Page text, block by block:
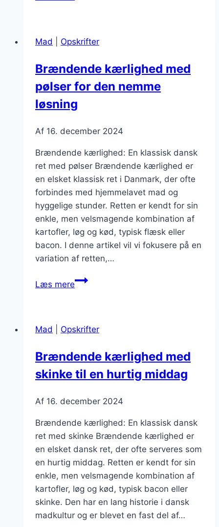
til
Mad Opskrifter
Brændende kærlighed med
pølser for den nemme
løsning
Af 16. december 2024
Brændende kærlighed: En klassisk dansk
ret med pølser Brændende kærlighed er
en elsket klassisk ret i Danmark, der ofte
forbindes med hjemmelavet mad og
hyggelige stunder. Retten er kendt for sin
enkle, men velsmagende kombination af
kartofler, løg og kød, typisk flæsk eller
bacon. I denne artikel vil vi fokusere på en
variation af retten,…
Læs mereBrændende
for
nemme
løsning
Mad Opskrifter
Brændende kærlighed med
skinke til en hurtig middag
Af 16. december 2024
Brændende kærlighed: En klassisk dansk
ret med skinke Brændende kærlighed er
en elsket dansk ret, der ofte serveres som
en hurtig middag. Retten er kendt for sin
enkle, men velsmagende kombination af
kartofler, løg og kød, typisk bacon eller
skinke. Den har en lang historie i dansk
madkultur og er blevet en fast del af…